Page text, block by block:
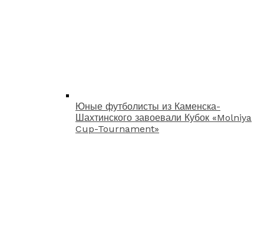
Юные футболисты из Каменска-
Шахтинского завоевали Кубок «Molniya
Cup-Tournament»